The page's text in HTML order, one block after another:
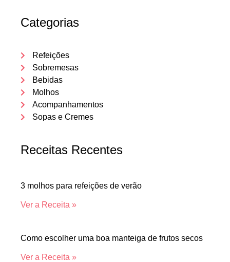
Categorias
Refeições
Sobremesas
Bebidas
Molhos
Acompanhamentos
Sopas e Cremes
Receitas Recentes
3 molhos para refeições de verão
Ver a Receita »
Como escolher uma boa manteiga de frutos secos
Ver a Receita »